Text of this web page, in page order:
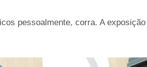
pessoalmente, corra. A exposição